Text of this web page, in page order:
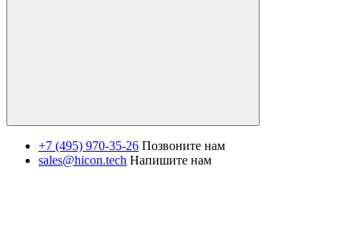
+7 (495) 970-35-26 Позвоните нам
sales@hicon.tech Напишите нам